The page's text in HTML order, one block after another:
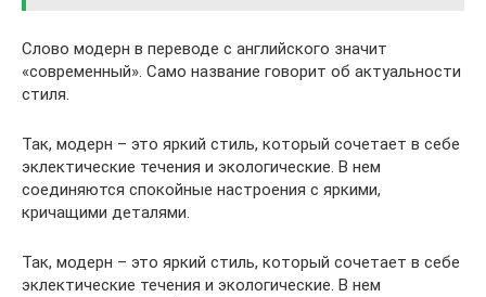
Слово модерн в переводе с английского значит
«современный». Само название говорит об актуальности
стиля.
Так, модерн – это яркий стиль, который сочетает в себе
эклектические течения и экологические. В нем
соединяются спокойные настроения с яркими,
кричащими деталями.
Так, модерн – это яркий стиль, который сочетает в себе
эклектические течения и экологические. В нем